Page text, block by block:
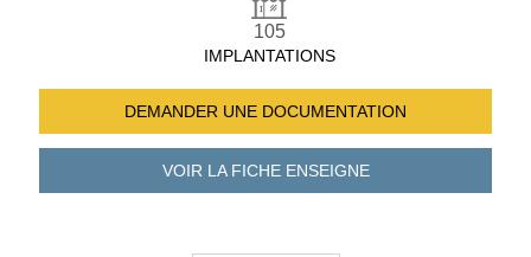
105
IMPLANTATIONS
DEMANDER UNE DOCUMENTATION
VOIR LA FICHEENSEIGNE